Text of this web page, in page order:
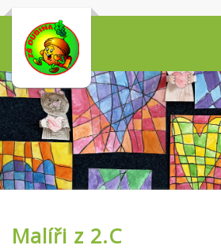
Malíři z 2.C